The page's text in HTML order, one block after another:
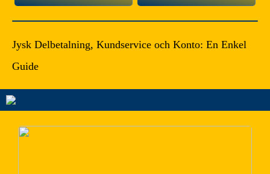
Jysk Delbetalning, Kundservice och Konto: En Enkel
Guide